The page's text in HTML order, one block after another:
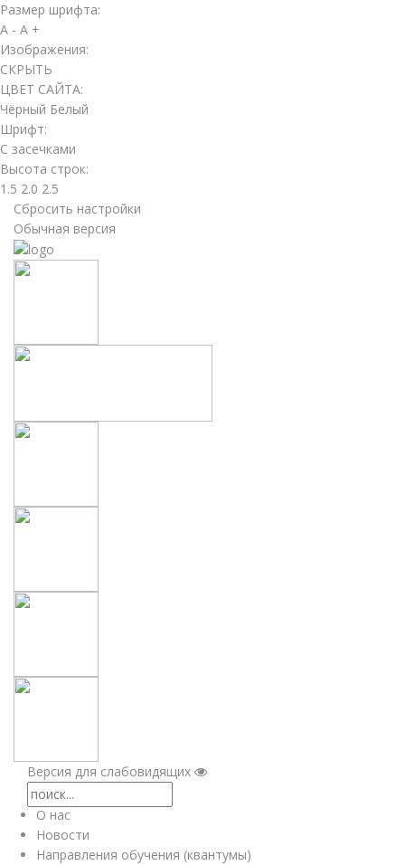
Размер шрифта:
A - A +
Изображения:
СКРЫТЬ
ЦВЕТ САЙТА:
Чёрный Белый
Шрифт:
С засечками
Высота строк:
1.5 2.0 2.5
Сбросить настройки
Обычная версия
Версия для слабовидящих
О нас
Новости
Направления обучения (квантумы)